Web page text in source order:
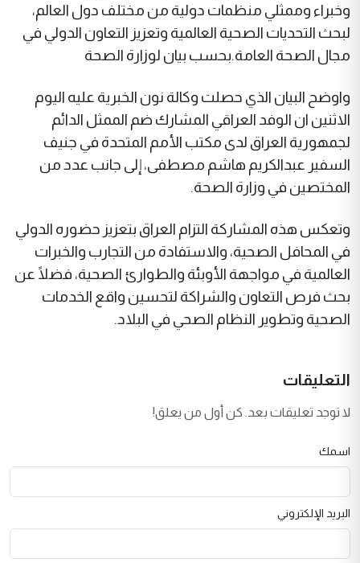
وخبراء وممثلي منظمات دولية من مختلف دول العالم،
لبحث التحديات الصحية العالمية وتعزيز التعاون الدولي في
مجال الصحة العامة.بحسب بيان لوزارة الصحة
واوضح البيان الذي حصلت وكالة نون الخبرية عليه اليوم
الاثنين ان الوفد العراقي المشارك ضم الممثل الدائم
لجمهورية العراق لدى مكتب الأمم المتحدة في جنيف
السفير عبدالكريم هاشم مصطفى، إلى جانب عدد من
المختصين في وزارة الصحة.
وتعكس هذه المشاركة التزام العراق بتعزيز حضوره الدولي
في المحافل الصحية، والاستفادة من التجارب والخبرات
العالمية في مواجهة الأوبئة والطوارئ الصحية، فضلًا عن
بحث فرص التعاون والشراكة لتحسين واقع الخدمات
الصحية وتطوير النظام الصحي في البلاد.
التعليقات
لا توجد تعليقات بعد. كن أول من يعلق!
اسمك
البريد الإلكتروني